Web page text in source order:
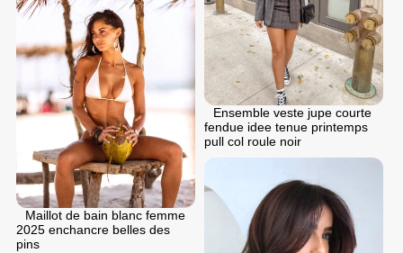
Ensemble veste jupe courte
fendue idee tenue printemps
pull col roule noir
Maillot de bain blanc femme
2025 enchancre belles des
pins